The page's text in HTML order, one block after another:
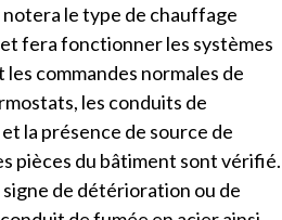
notera le type de chauffage
fera fonctionner les systèmes
commandes normales de
les conduits de
la présence de source de
pièces du bâtiment sont vérifié.
de détérioration ou de